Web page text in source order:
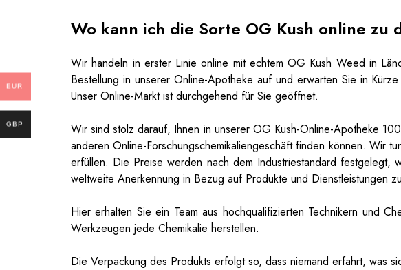
Wo kann ich die Sorte OG Kush online zu
Wir handeln in erster Linie online mit echtem OG Kush Weed in
Bestellung in unserer Online-Apotheke auf und erwarten Sie in
Unser Online-Markt ist durchgehend für Sie geöffnet.
Wir sind stolz darauf, Ihnen in unserer OG Kush-Online-Apotheke
anderen Online-Forschungschemikaliengeschäft finden können. Wir
erfüllen. Die Preise werden nach dem Industriestandard festgelegt,
weltweite Anerkennung in Bezug auf Produkte und Dienstleistungen
Hier erhalten Sie ein Team aus hochqualifizierten Technikern und
Werkzeugen jede Chemikalie herstellen.
Die Verpackung des Produkts erfolgt so, dass niemand erfährt, was
EUR
GBP